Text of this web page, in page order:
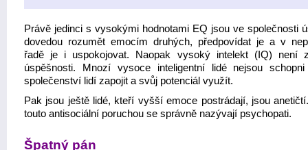
Právě jedinci s vysokými hodnotami EQ jsou ve společnosti
dovedou rozumět emocím druhých, předpovídat je a v
řadě je i uspokojovat. Naopak vysoký intelekt (IQ) není
úspěšnosti. Mnozí vysoce inteligentní lidé nejsou
společenství lidí zapojit a svůj potenciál využít.
Pak jsou ještě lidé, kteří vyšší emoce postrádají, jsou
touto antisociální poruchou se správně nazývají psychopati.
Špatný pán